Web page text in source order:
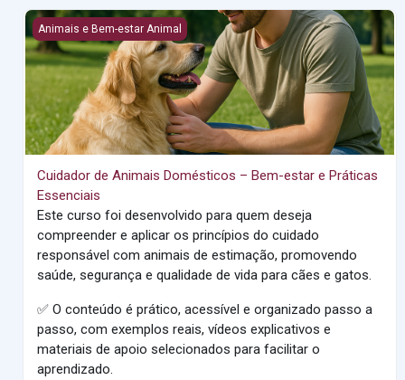
Cuidador de Animais Domésticos – Bem-estar e Práticas
Animais e Bem-estar Animal
Cuidador de Animais Domésticos – Bem-estar e Práticas
Essenciais
Este curso foi desenvolvido para quem deseja
compreender e aplicar os princípios do cuidado
responsável com animais de estimação, promovendo
saúde, segurança e qualidade de vida para cães e gatos.
✅ O conteúdo é prático, acessível e organizado passo a
passo, com exemplos reais, vídeos explicativos e
materiais de apoio selecionados para facilitar o
aprendizado.